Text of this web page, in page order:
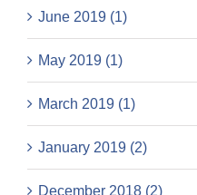
June 2019 (1)
May 2019 (1)
March 2019 (1)
January 2019 (2)
December 2018 (2)